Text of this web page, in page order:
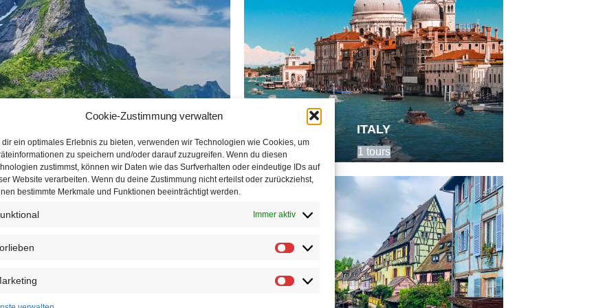
Cookie-Zustimmung verwalten
dir ein optimales Erlebnis zu bieten, verwenden wir Technologien wie Cookies, um
zu speichern und/oder darauf zuzugreifen. Wenn du diesen
zustimmst, können wir Daten wie das Surfverhalten oder eindeutige IDs auf
Website verarbeiten. Wenn du deine Zustimmung nicht erteilst oder zurückziehst,
bestimmte Merkmale und Funktionen beeinträchtigt werden.
Immer aktiv
1 tours
ITALY
1 tours